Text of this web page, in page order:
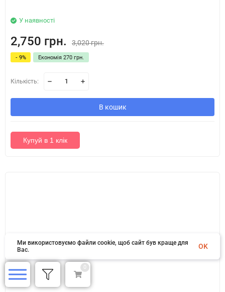
У наявності
2,750 грн. 3,020 грн.
- 9% Економія 270 грн.
Кількість:
В кошик
Купуй в 1 клік
0
Ми використовуємо файли cookie, щоб сайт був краще для
Вас.
OK